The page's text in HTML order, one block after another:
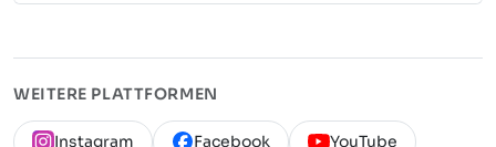
WEITERE PLATTFORMEN
Instagram Facebook YouTube